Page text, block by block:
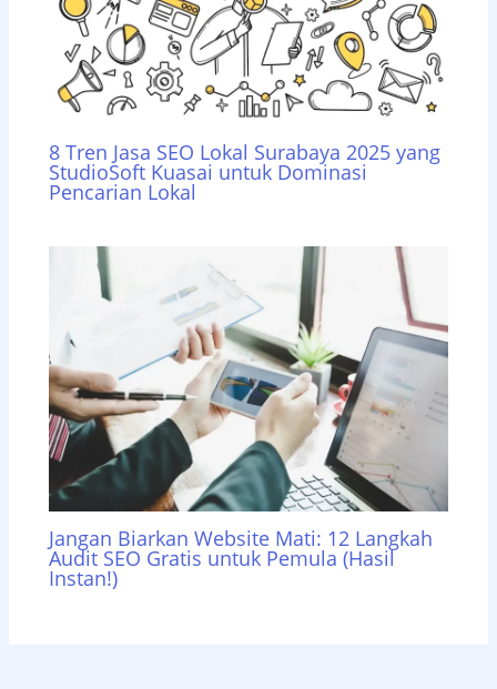
8 Tren Jasa SEO Lokal Surabaya 2025 yang
StudioSoft Kuasai untuk Dominasi
Pencarian Lokal
Jangan Biarkan Website Mati: 12 Langkah
Audit SEO Gratis untuk Pemula (Hasil
Instan!)